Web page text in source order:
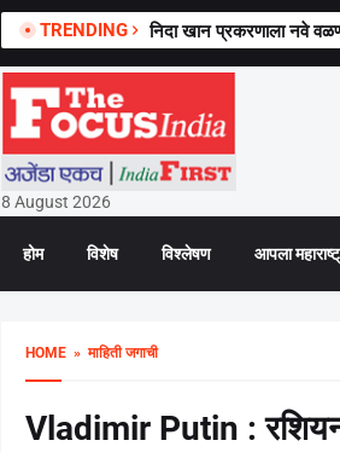
TRENDING निदा खान प्रकरणाला नवे
8 August 2026
होम विशेष विश्लेषण आपला
HOME» माहिती जगाची
Vladimir Putin : रशियन